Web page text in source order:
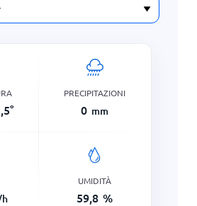
°
PRECIPITAZIONI
0 mm
UMIDITÀ
59,8 %